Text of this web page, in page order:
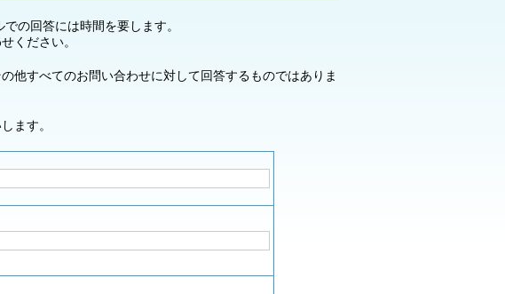
の回答には時間を要します。
ください。
他すべてのお問い合わせに対して回答するものではありま
ます。